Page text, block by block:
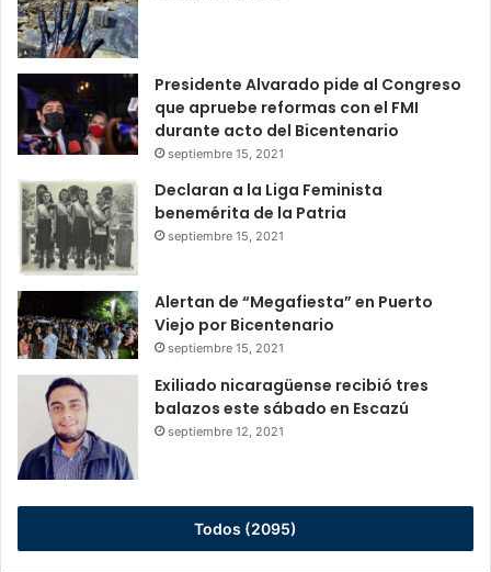
Presidente Alvarado pide al Congreso
que apruebe reformas con el FMI
durante acto del Bicentenario
septiembre 15, 2021
Declaran a la Liga Feminista
benemérita de la Patria
septiembre 15, 2021
Alertan de “Megafiesta” en Puerto
Viejo por Bicentenario
septiembre 15, 2021
Exiliado nicaragüense recibió tres
balazos este sábado en Escazú
septiembre 12, 2021
Todos (2095)